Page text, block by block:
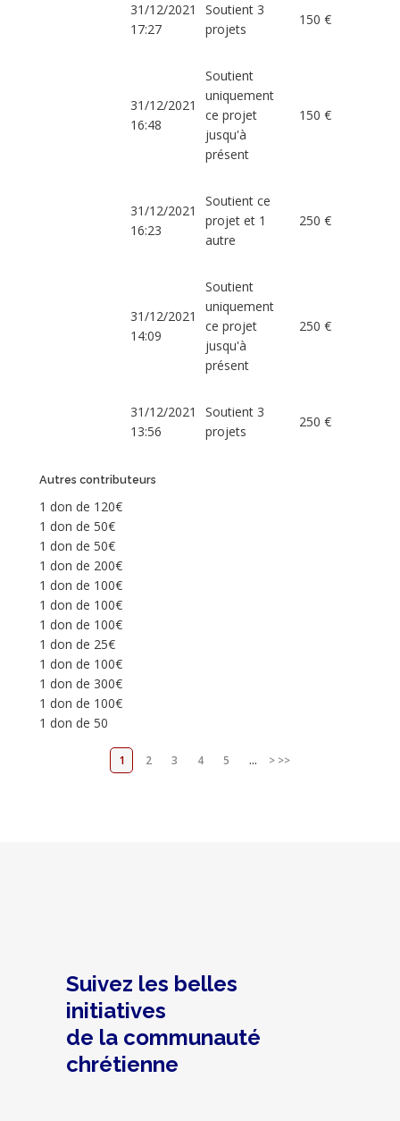
31/12/2021
17:27
Soutient 3
projets
150 €
31/12/2021
16:48
Soutient
uniquement
ce projet
jusqu'à
présent
150 €
31/12/2021
16:23
Soutient ce
projet et 1
autre
250 €
31/12/2021
14:09
Soutient
uniquement
ce projet
jusqu'à
présent
250 €
31/12/2021
13:56
Soutient 3
projets
250 €
Autres contributeurs
1 don de 120€
1 don de 50€
1 don de 50€
1 don de 200€
1 don de 100€
1 don de 100€
1 don de 100€
1 don de 25€
1 don de 100€
1 don de 300€
1 don de 100€
1 don de 50
1 2 3 4 5 ... > >>
Suivez les belles
initiatives
de la communauté
chrétienne